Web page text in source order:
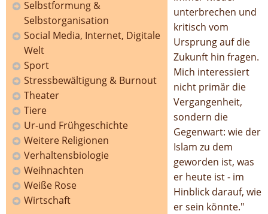
Selbstformung &
Selbstorganisation
Social Media, Internet, Digitale
Welt
Sport
Stressbewältigung & Burnout
Theater
Tiere
Ur-und Frühgeschichte
Weitere Religionen
Verhaltensbiologie
Weihnachten
Weiße Rose
Wirtschaft
unterbrechen und
kritisch vom
Ursprung auf die
Zukunft hin fragen.
Mich interessiert
nicht primär die
Vergangenheit,
sondern die
Gegenwart: wie der
Islam zu dem
geworden ist, was
er heute ist - im
Hinblick darauf, wie
er sein könnte."